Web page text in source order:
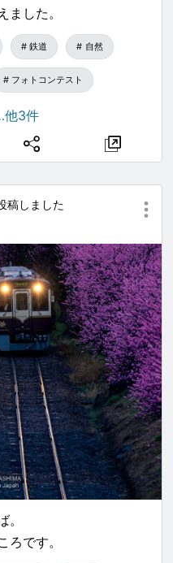
ました。
鉄道 自然
フォトコンテスト
他3件
稿しました
ろです。